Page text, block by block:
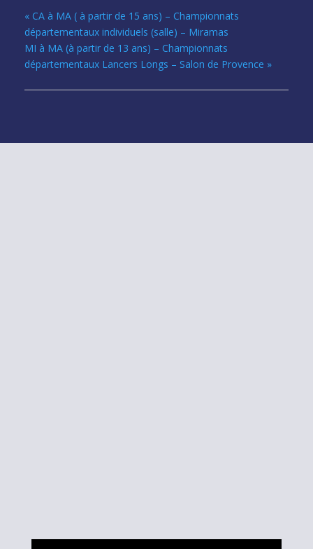
« CA à MA ( à partir de 15 ans) – Championnats
départementaux individuels (salle) – Miramas
MI à MA (à partir de 13 ans) – Championnats
départementaux Lancers Longs – Salon de Provence »